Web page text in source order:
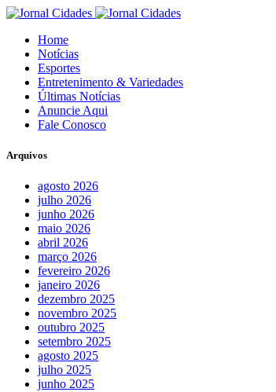
Home
Notícias
Esportes
Entretenimento & Variedades
Últimas Notícias
Anuncie Aqui
Fale Conosco
Arquivos
agosto 2026
julho 2026
junho 2026
maio 2026
abril 2026
março 2026
fevereiro 2026
janeiro 2026
dezembro 2025
novembro 2025
outubro 2025
setembro 2025
agosto 2025
julho 2025
junho 2025